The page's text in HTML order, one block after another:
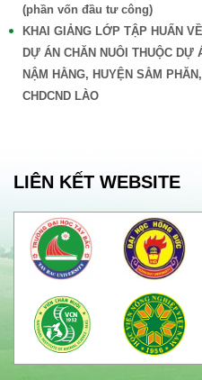
(phần vốn đầu tư công)
KHAI GIẢNG LỚP TẬP HUẤN
DỰ ÁN CHĂN NUÔI THUỘC DỰ
NẬM HẰNG, HUYỆN SẲM
CHDCND LÀO
LIÊN KẾT WEBSITE